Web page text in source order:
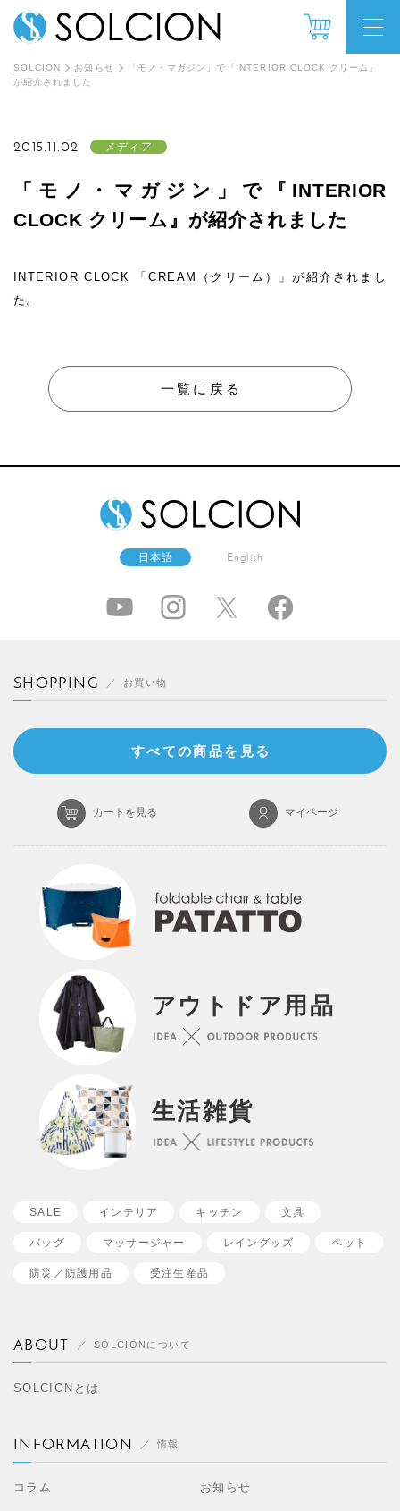
SOLCION お知らせ
「モノ・マガジン」で『INTERIOR CLOCK クリーム』
が紹介されました
「モノ・マガジン」で『INTERIOR
CLOCK クリーム』が紹介されました
2015.11.02 メディア
INTERIOR CLOCK 「CREAM（クリーム）」が紹介されまし
た。
一覧に戻る
日本語 English
SHOPPING お買い物
すべての商品を見る
カートを見る マイページ
アウトドア用品
生活雑貨
SALE インテリア キッチン 文具
バッグ マッサージャー レイングッズ ペット
防災／ 防護用品 受注生産品
ABOUT SOLCIONについて
SOLCIONとは
INFORMATION 情報
コラム お知らせ